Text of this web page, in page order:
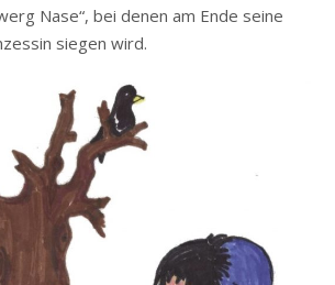
Nase“, bei denen am Ende seine
siegen wird.